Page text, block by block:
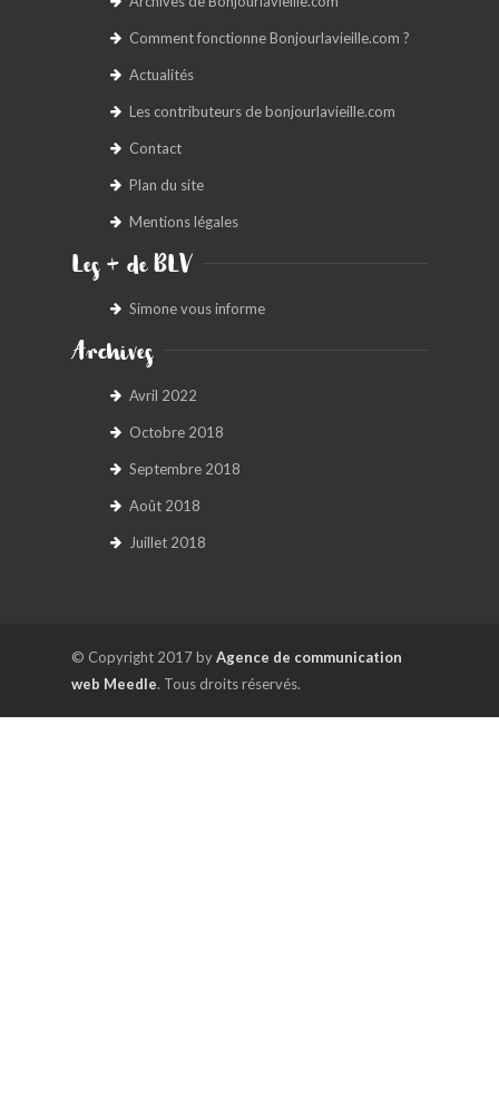
Comment fonctionne Bonjourlavieille.com ?
Actualités
Les contributeurs de bonjourlavieille.com
Contact
Plan du site
Mentions légales
Les + de BLV
Simone vous informe
Archives
Avril 2022
Octobre 2018
Septembre 2018
Août 2018
Juillet 2018
© Copyright 2017 byAgence de communication
web Meedle. Tous droits réservés.